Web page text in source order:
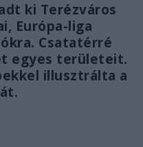
ki Terézváros
Európa-liga
Csatatérré
egyes területeit.
illusztrálta a